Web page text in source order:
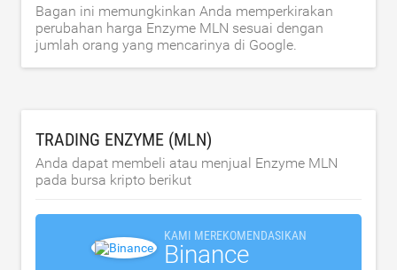
Bagan ini memungkinkan Anda memperkirakan
perubahan harga Enzyme MLN sesuai dengan
jumlah orang yang mencarinya di Google.
TRADING ENZYME (MLN)
Anda dapat membeli atau menjual Enzyme MLN
pada bursa kripto berikut
KAMI MEREKOMENDASIKAN
Binance